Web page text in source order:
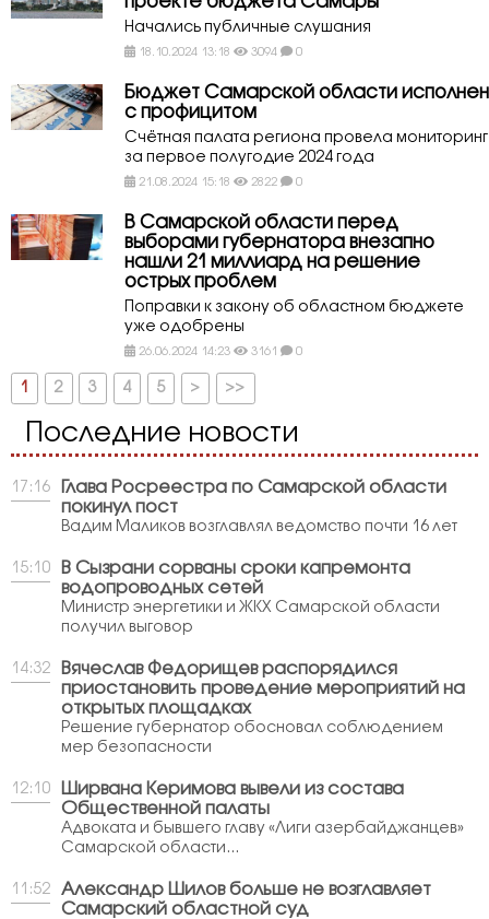
Начались публичные слушания
18.10.2024 13:18 3094 0
Бюджет Самарской области исполнен
с профицитом
Счётная палата региона провела мониторинг
за первое полугодие 2024 года
21.08.2024 15:18 2822 0
В Самарской области перед
выборами губернатора внезапно
нашли 21 миллиард на решение
острых проблем
Поправки к закону об областном бюджете
уже одобрены
26.06.2024 14:23 3161 0
1 2 3 4 5 > >>
Последние новости
17:16
Глава Росреестра по Самарской области
покинул пост
Вадим Маликов возглавлял ведомство почти 16 лет
15:10
В Сызрани сорваны сроки капремонта
водопроводных сетей
Министр энергетики и ЖКХ Самарской области
получил выговор
14:32
Вячеслав Федорищев распорядился
приостановить проведение мероприятий на
открытых площадках
Решение губернатор обосновал соблюдением
мер безопасности
12:10
Ширвана Керимова вывели из состава
Общественной палаты
Адвоката и бывшего главу «Лиги азербайджанцев»
Самарской области...
11:52
Александр Шилов больше не возглавляет
Самарский областной суд